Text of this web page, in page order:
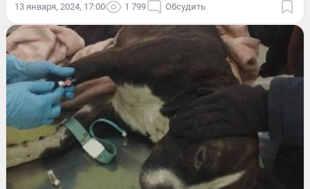
13 января, 2024, 17:00 1 799 Обсудить